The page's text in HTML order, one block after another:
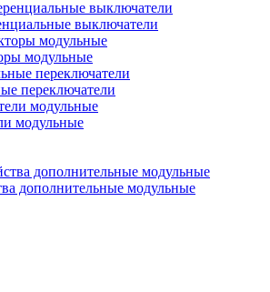
выключатели
модульные
переключатели
модульные
дополнительные модульные